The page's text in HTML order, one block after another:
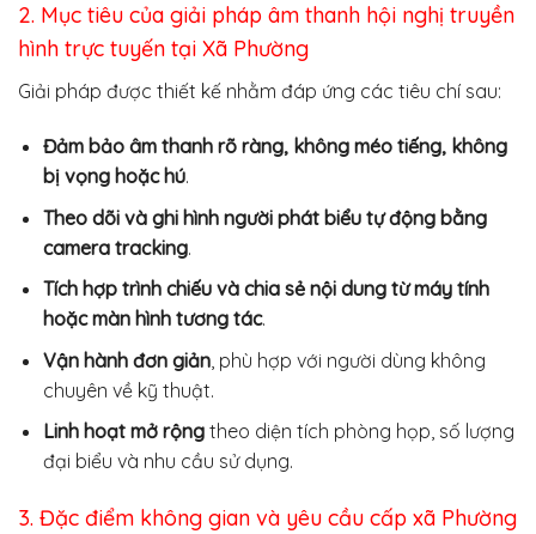
2. Mục tiêu của giải pháp âm thanh hội nghị truyền
hình trực tuyến tại Xã Phường
Giải pháp được thiết kế nhằm đáp ứng các tiêu chí sau:
Đảm bảo âm thanh rõ ràng, không méo tiếng, không
bị vọng hoặc hú.
Theo dõi và ghi hình người phát biểu tự động bằng
camera tracking.
Tích hợp trình chiếu và chia sẻ nội dung từ máy tính
hoặc màn hình tương tác.
Vận hành đơn giản, phù hợp với người dùng không
chuyên về kỹ thuật.
Linh hoạt mở rộngtheo diện tích phòng họp, số lượng
đại biểu và nhu cầu sử dụng.
3. Đặc điểm không gian và yêu cầu cấp xã Phường